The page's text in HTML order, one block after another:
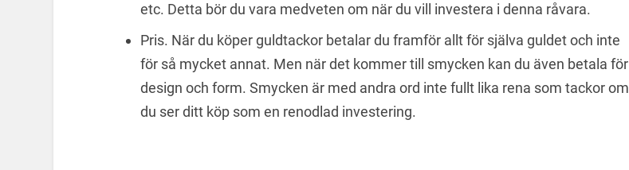
etc. Detta bör du vara medveten om när du vill investera i denna råvara.
Pris. När du köper guldtackor betalar du framför allt för själva guldet och inte
för så mycket annat. Men när det kommer till smycken kan du även betala för
design och form. Smycken är med andra ord inte fullt lika rena som tackor om
du ser ditt köp som en renodlad investering.